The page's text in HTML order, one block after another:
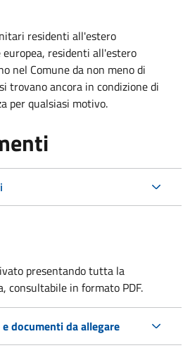
residenti all'estero
residenti all'estero
nel Comune da non meno di
trovano ancora in condizione di
per qualsiasi motivo.
presentando tutta la
consultabile in formato PDF.
documenti da allegare